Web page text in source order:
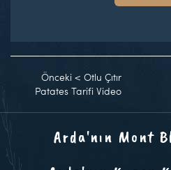
Önceki < Otlu Çıtır
Patates Tarifi Video
Arda'nın Mont